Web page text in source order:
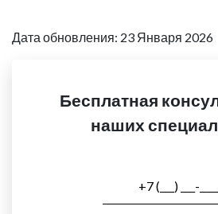
Дата обновления: 23 Января 2026
Бесплатная
наших